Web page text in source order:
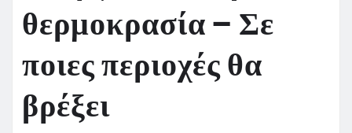
θερμοκρασία – Σε
ποιες περιοχές θα
βρέξει